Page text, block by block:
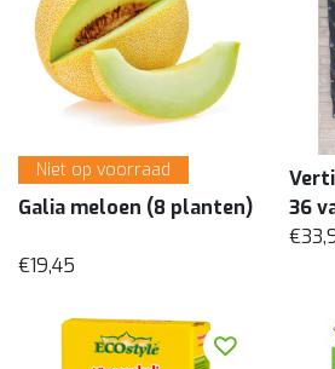
Niet op voorraad
Galia meloen (8 planten)
€19,45
36